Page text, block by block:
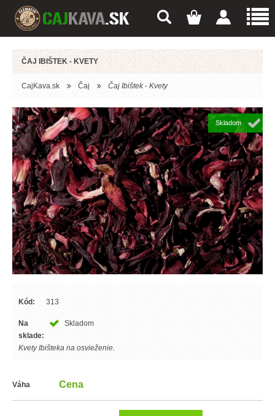
ČAJ IBIŠTEK - KVETY
CajKava.sk Čaj Čaj Ibištek - Kvety
Skladom
Kód: 313
Na
sklade:
Skladom
Kvety Ibišteka na osvieženie.
Váha Cena